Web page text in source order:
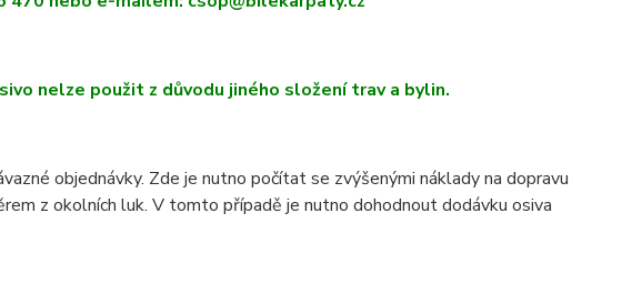
nelze použit z důvodu jiného složení trav a bylin.
objednávky. Zde je nutno počítat se zvýšenými náklady na dopravu
z okolních luk. V tomto případě je nutno dohodnout dodávku osiva